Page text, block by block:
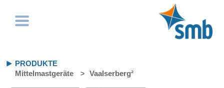
PRODUKTE
Mittelmastgeräte
Vaalserberg²